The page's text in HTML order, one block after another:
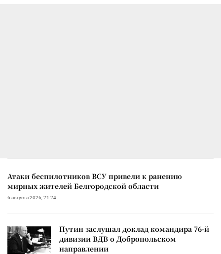
Атаки беспилотников ВСУ привели к ранению
мирных жителей Белгородской области
6 августа 2026, 21:24
Путин заслушал доклад командира 76-й
дивизии ВДВ о Добропольском
направлении